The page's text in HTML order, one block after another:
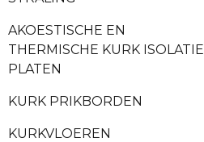
AKOESTISCHE EN
THERMISCHE KURK ISOLATIE
PLATEN
KURK PRIKBORDEN
KURKVLOEREN